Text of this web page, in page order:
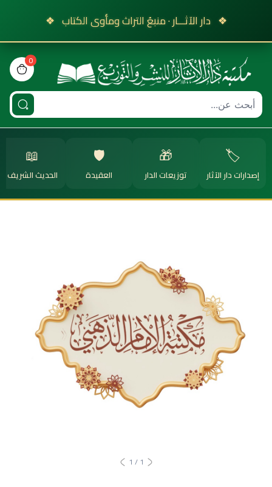
❖ دار الآثـــار · منبعُ التراث ومأوى الكتاب ❖
0
bag
🏷️
إصدارات دار الآثار
🎁
توزيعات الدار
🛡️
العقيدة
📖
الحديث الشريف
1
/
1